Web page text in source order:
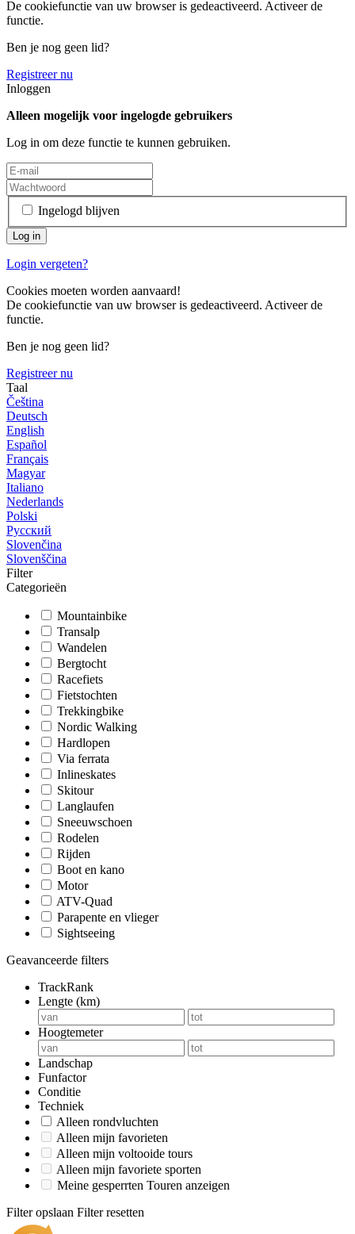
De cookiefunctie van uw browser is gedeactiveerd. Activeer de
functie.
Ben je nog geen lid?
Registreer nu
Inloggen
Alleen mogelijk voor ingelogde gebruikers
Log in om deze functie te kunnen gebruiken.
Ingelogd blijven
Login vergeten?
Cookies moeten worden aanvaard!
De cookiefunctie van uw browser is gedeactiveerd. Activeer de
functie.
Ben je nog geen lid?
Registreer nu
Taal
Čeština
Deutsch
English
Español
Français
Magyar
Italiano
Nederlands
Polski
Русский
Slovenčina
Slovenščina
Filter
Categorieën
Mountainbike
Transalp
Wandelen
Bergtocht
Racefiets
Fietstochten
Trekkingbike
Nordic Walking
Hardlopen
Via ferrata
Inlineskates
Skitour
Langlaufen
Sneeuwschoen
Rodelen
Rijden
Boot en kano
Motor
ATV-Quad
Parapente en vlieger
Sightseeing
Geavanceerde filters
TrackRank
Lengte (km)
Hoogtemeter
Landschap
Funfactor
Conditie
Techniek
Alleen rondvluchten
Alleen mijn favorieten
Alleen mijn voltooide tours
Alleen mijn favoriete sporten
Meine gesperrten Touren anzeigen
Filter opslaan Filter resetten